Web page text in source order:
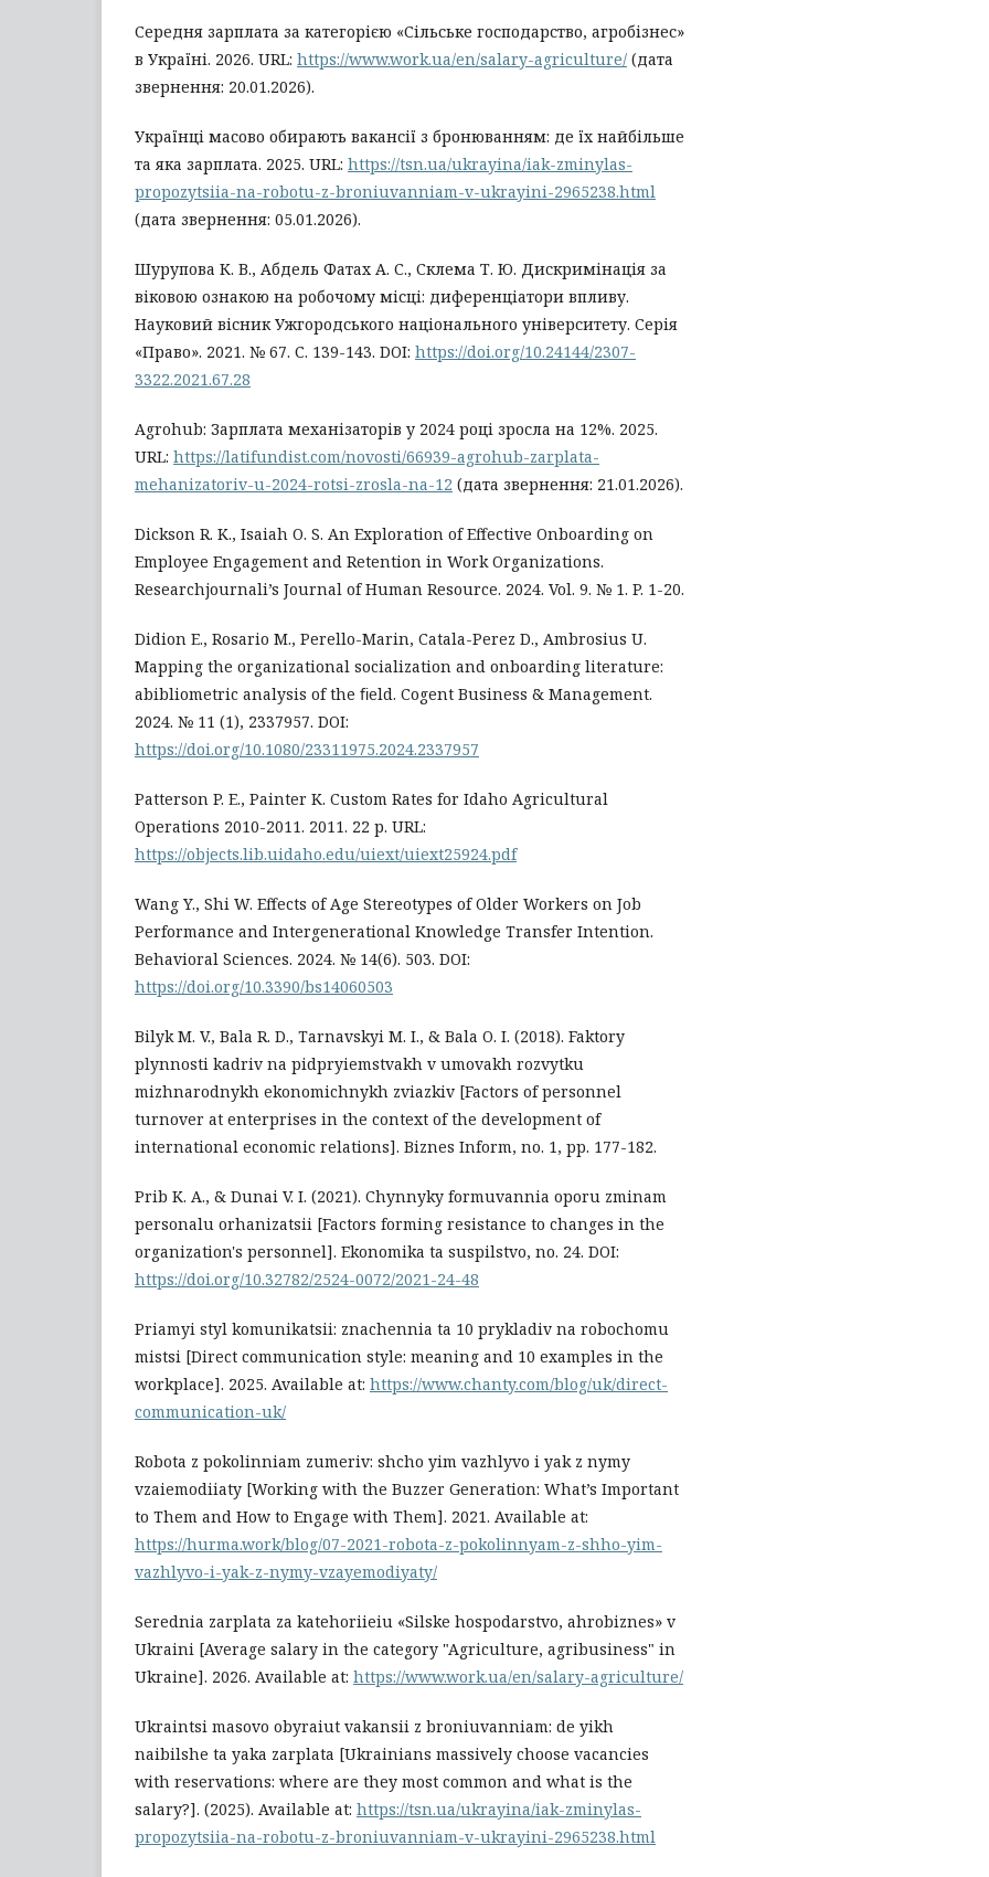
Середня зарплата за категорією «Сільське господарство, агробізнес»
в Україні. 2026. URL: https://www.work.ua/en/salary-agriculture/ (дата
звернення: 20.01.2026).
Українці масово обирають вакансії з бронюванням: де їх найбільше
та яка зарплата. 2025. URL: https://tsn.ua/ukrayina/iak-zminylas-
propozytsiia-na-robotu-z-broniuvanniam-v-ukrayini-2965238.html
(дата звернення: 05.01.2026).
Шурупова К. В., Абдель Фатах А. С., Склема Т. Ю. Дискримінація за
віковою ознакою на робочому місці: диференціатори впливу.
Науковий вісник Ужгородського національного університету. Серія
«Право». 2021. № 67. С. 139-143. DOI: https://doi.org/10.24144/2307-
3322.2021.67.28
Agrohub: Зарплата механізаторів у 2024 році зросла на 12%. 2025.
URL: https://latifundist.com/novosti/66939-agrohub-zarplata-
mehanizatoriv-u-2024-rotsi-zrosla-na-12 (дата звернення: 21.01.2026).
Dickson R. K., Isaiah O. S. An Exploration of Effective Onboarding on
Employee Engagement and Retention in Work Organizations.
Researchjournali’s Journal of Human Resource. 2024. Vol. 9. № 1. P. 1-20.
Didion E., Rosario M., Perello-Marin, Catala-Perez D., Ambrosius U.
Mapping the organizational socialization and onboarding literature:
abibliometric analysis of the ﬁeld. Cogent Business & Management.
2024. № 11 (1), 2337957. DOI:
https://doi.org/10.1080/23311975.2024.2337957
Patterson P. E., Painter K. Custom Rates for Idaho Agricultural
Operations 2010-2011. 2011. 22 р. URL:
https://objects.lib.uidaho.edu/uiext/uiext25924.pdf
Wang Y., Shi W. Effects of Age Stereotypes of Older Workers on Job
Performance and Intergenerational Knowledge Transfer Intention.
Behavioral Sciences. 2024. № 14(6). 503. DOI:
https://doi.org/10.3390/bs14060503
Bilyk M. V., Bala R. D., Tarnavskyi M. I., & Bala O. I. (2018). Faktory
plynnosti kadriv na pidpryiemstvakh v umovakh rozvytku
mizhnarodnykh ekonomichnykh zviazkiv [Factors of personnel
turnover at enterprises in the context of the development of
international economic relations]. Biznes Inform, no. 1, pp. 177-182.
Prib K. A., & Dunai V. I. (2021). Chynnyky formuvannia oporu zminam
personalu orhanizatsii [Factors forming resistance to changes in the
organization's personnel]. Ekonomika ta suspilstvo, no. 24. DOI:
https://doi.org/10.32782/2524-0072/2021-24-48
Priamyi styl komunikatsii: znachennia ta 10 prykladiv na robochomu
mistsi [Direct communication style: meaning and 10 examples in the
workplace]. 2025. Available at: https://www.chanty.com/blog/uk/direct-
communication-uk/
Robota z pokolinniam zumeriv: shcho yim vazhlyvo i yak z nymy
vzaiemodiiaty [Working with the Buzzer Generation: What’s Important
to Them and How to Engage with Them]. 2021. Available at:
https://hurma.work/blog/07-2021-robota-z-pokolinnyam-z-shho-yim-
vazhlyvo-i-yak-z-nymy-vzayemodiyaty/
Serednia zarplata za katehoriieiu «Silske hospodarstvo, ahrobiznes» v
Ukraini [Average salary in the category "Agriculture, agribusiness" in
Ukraine]. 2026. Available at: https://www.work.ua/en/salary-agriculture/
Ukraintsi masovo obyraiut vakansii z broniuvanniam: de yikh
naibilshe ta yaka zarplata [Ukrainians massively choose vacancies
with reservations: where are they most common and what is the
salary?]. (2025). Available at: https://tsn.ua/ukrayina/iak-zminylas-
propozytsiia-na-robotu-z-broniuvanniam-v-ukrayini-2965238.html